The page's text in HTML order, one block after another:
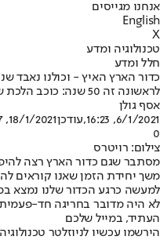
אנחנו מגייסים
English
X
טכנולוגיה ומדע
חלל ומדע
כדור הארץ האיץ - וכולנו נאבד
לראשונה זה 50 שנה: כוכב הלכת שלנו מסתובב מהר מהמצופה • 28 ימים בשנת 2020 היו קצרים יותר, דבר שעשוי להשפיע גם עלינו - כשנוריד שנייה מהשעון
אסף גולן
6/1/2021, 16:23
,עודכן18/1/2021, 16:57
0
צילום: רויטרס
מסתבר שגם כדור הארץ רצה להיפטר
משך יחידת הזמן שאנו קוראים לה
לא היה מדובר בחריגה חד-פעמית, אלא בתהליך שהתחולל בשנה החולפת 28
העתיד, במייל שלכם
הירשמו עכשיו לניוזלטר